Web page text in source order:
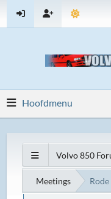
Hoofdmenu
Volvo 850
Meetings